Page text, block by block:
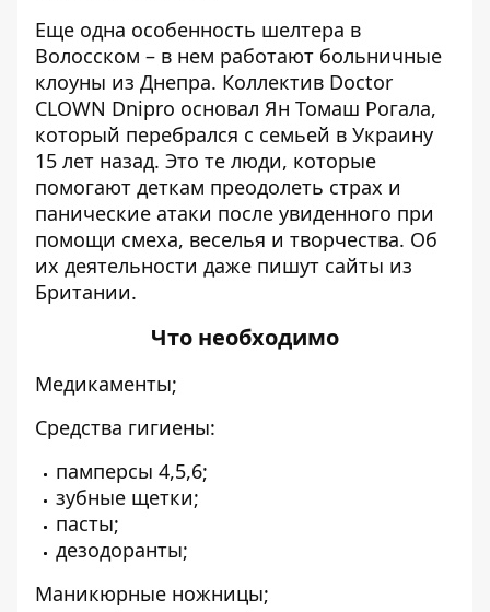
Еще одна особенность шелтера в
Волосском – в нем работают больничные
клоуны из Днепра. Коллектив Doctor
CLOWN Dnipro основал Ян Томаш Рогала,
который перебрался с семьей в Украину
15 лет назад. Это те люди, которые
помогают деткам преодолеть страх и
панические атаки после увиденного при
помощи смеха, веселья и творчества. Об
их деятельности даже пишут сайты из
Британии.
Что необходимо
Медикаменты;
Средства гигиены:
памперсы 4,5,6;
зубные щетки;
пасты;
дезодоранты;
Маникюрные ножницы;